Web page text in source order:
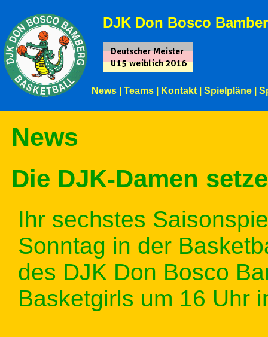
DJK Don Bosco
News Teams Kontakt Spielpläne
News
Die DJK-Damen
Ihr sechstes
Sonntag in der
des DJK Don Bosco
Basketgirls um 16 Uhr